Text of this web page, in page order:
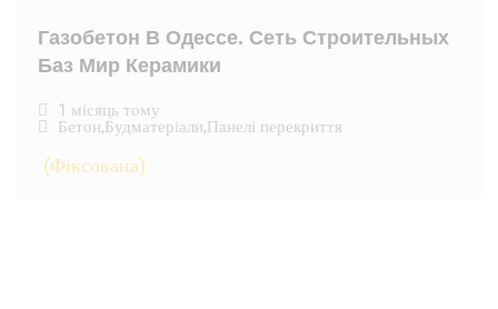
Газобетон В Одессе. Сеть Строительных
Баз Мир Керамики
1 місяць тому
Бетон,Будматеріали,Панелі перекриття
(Фіксована)